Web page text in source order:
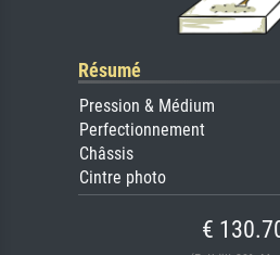
Résumé
Pression & Médium
Perfectionnement
Châssis
Cintre photo
€